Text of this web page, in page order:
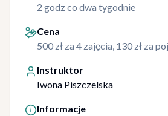
2 godz co dwa tygodnie
Cena
500 zł za 4 zajęcia, 130 zł za
Instruktor
Iwona Piszczelska
Informacje